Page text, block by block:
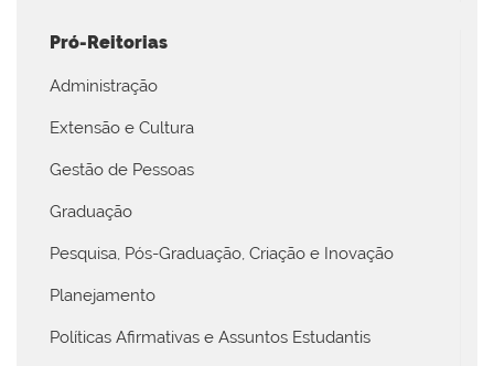
Pró-Reitorias
Administração
Extensão e Cultura
Gestão de Pessoas
Graduação
Pesquisa, Pós-Graduação, Criação e Inovação
Planejamento
Políticas Afirmativas e Assuntos Estudantis